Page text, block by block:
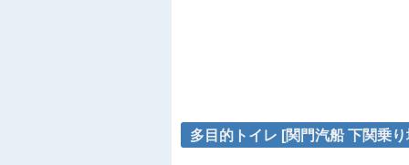
多目的トイレ [関門汽船 下関乗